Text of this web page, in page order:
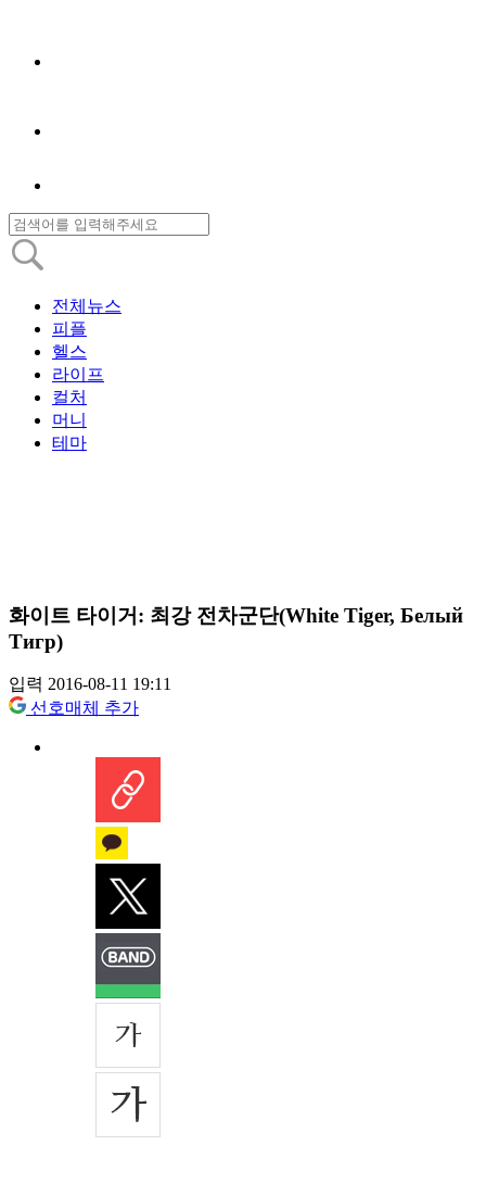
전체뉴스
피플
헬스
라이프
컬처
머니
테마
화이트 타이거: 최강 전차군단(White Tiger, Белый
Тигр)
입력 2016-08-11 19:11
선호매체 추가